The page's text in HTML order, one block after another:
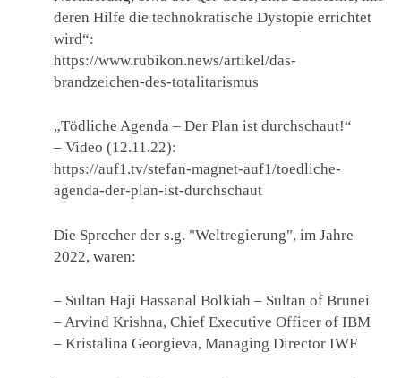
deren Hilfe die technokratische Dystopie errichtet
wird“:
https://www.rubikon.news/artikel/das-
brandzeichen-des-totalitarismus
„Tödliche Agenda – Der Plan ist durchschaut!“
– Video (12.11.22):
https://auf1.tv/stefan-magnet-auf1/toedliche-
agenda-der-plan-ist-durchschaut
Die Sprecher der s.g. "Weltregierung", im Jahre
2022, waren:
– Sultan Haji Hassanal Bolkiah – Sultan of Brunei
– Arvind Krishna, Chief Executive Officer of IBM
– Kristalina Georgieva, Managing Director IWF